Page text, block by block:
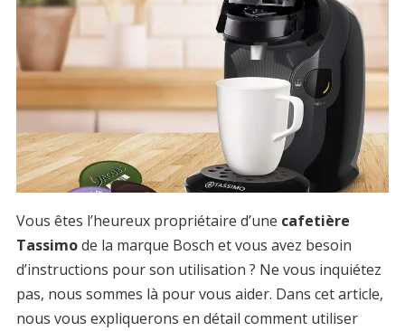
Vous êtes l’heureux propriétaire d’une cafetière
Tassimode la marque Bosch et vous avez besoin
d’instructions pour son utilisation ? Ne vous inquiétez
pas, nous sommes là pour vous aider. Dans cet article,
nous vous expliquerons en détail comment utiliser